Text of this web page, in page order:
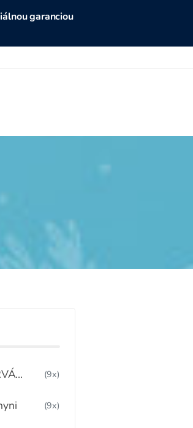
garanciou
(9x)
(9x)